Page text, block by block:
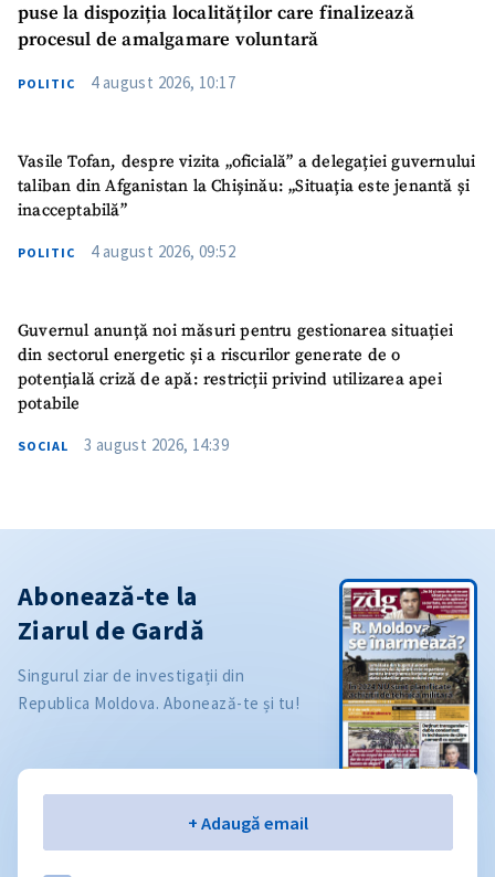
puse la dispoziția localităților care finalizează
procesul de amalgamare voluntară
POLITIC 4 august 2026, 10:17
Vasile Tofan, despre vizita „oficială” a delegației guvernului
taliban din Afganistan la Chișinău: „Situația este jenantă și
inacceptabilă”
POLITIC 4 august 2026, 09:52
Guvernul anunță noi măsuri pentru gestionarea situației
din sectorul energetic și a riscurilor generate de o
potențială criză de apă: restricții privind utilizarea apei
potabile
SOCIAL 3 august 2026, 14:39
Abonează-te la
Ziarul de Gardă
Singurul ziar de investigații din
Republica Moldova. Abonează-te și tu!
+ Adaugă email